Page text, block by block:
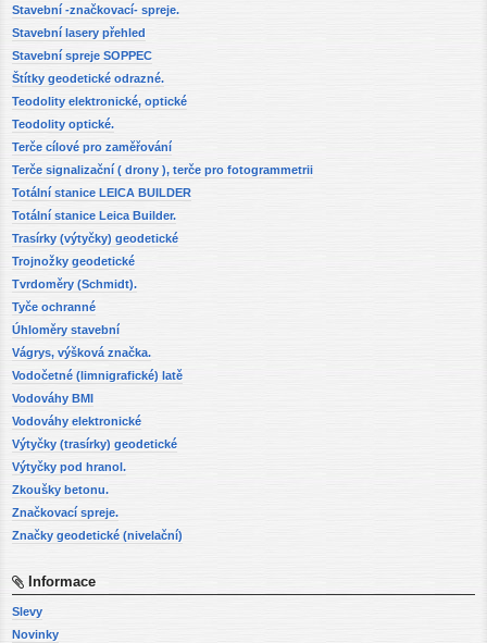
Stavební -značkovací- spreje.
Stavební lasery přehled
Stavební spreje SOPPEC
Štítky geodetické odrazné.
Teodolity elektronické, optické
Teodolity optické.
Terče cílové pro zaměřování
Terče signalizační ( drony ), terče pro fotogrammetrii
Totální stanice LEICA BUILDER
Totální stanice Leica Builder.
Trasírky (výtyčky) geodetické
Trojnožky geodetické
Tvrdoměry (Schmidt).
Tyče ochranné
Úhloměry stavební
Vágrys, výšková značka.
Vodočetné (limnigrafické) latě
Vodováhy BMI
Vodováhy elektronické
Výtyčky (trasírky) geodetické
Výtyčky pod hranol.
Zkoušky betonu.
Značkovací spreje.
Značky geodetické (nivelační)
Informace
Slevy
Novinky